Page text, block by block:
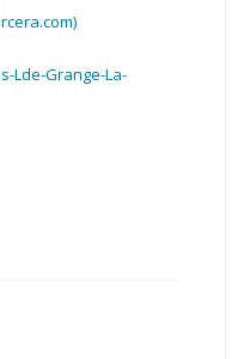
Lde-Grange-La-